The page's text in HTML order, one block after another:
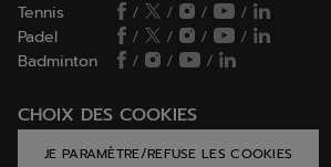
Tennis / / /
/
Padel
/ / /
/
Badminton
/ / /
CHOIX DES COOKIES
JE PARAMÈTRE/REFUSE LES COOKIES